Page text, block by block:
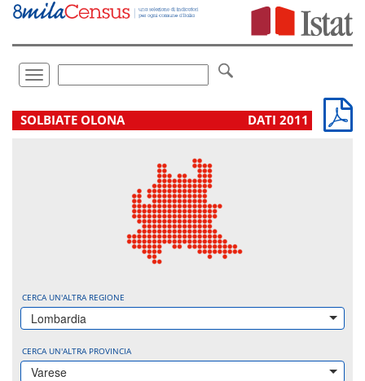
Vai
direttamente
Toggle
navigation
.
SOLBIATE OLONA DATI 2011
CERCA UN'ALTRA REGIONE
Lombardia
CERCA UN'ALTRA PROVINCIA
Varese